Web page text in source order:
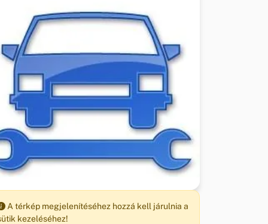
A térkép megjelenítéséhez hozzá kell járulnia a
kezeléséhez!